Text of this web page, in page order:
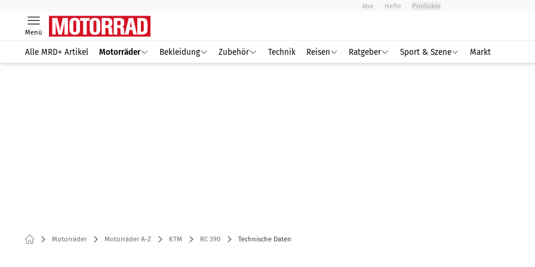
Abo Hefte Produkte
Menü
Alle MRD+ Artikel Motorräder Bekleidung Zubehör Technik Reisen Ratgeber Sport & Szene Markt
Motorräder Motorräder A-Z KTM RC 390 Technische Daten